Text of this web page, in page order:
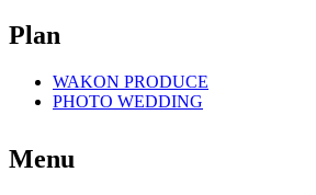
Plan
WAKON PRODUCE
PHOTO WEDDING
Menu